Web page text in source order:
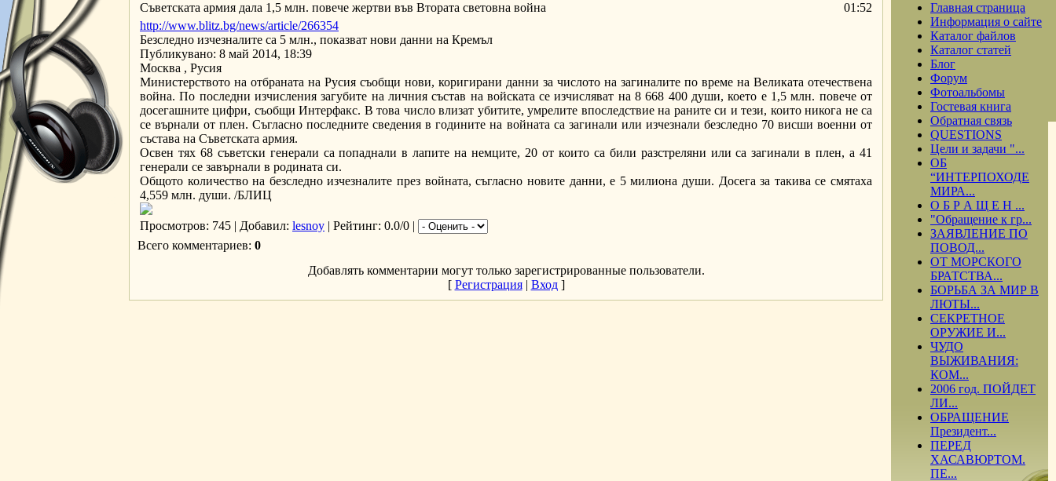
Съветската армия дала 1,5 млн. повече жертви във Втората световна война
01:52
http://www.blitz.bg/news/article/266354
Безследно изчезналите са 5 млн., показват нови данни на Кремъл
Публикувано: 8 май 2014, 18:39
Москва , Русия
Министерството на отбраната на Русия съобщи нови, коригирани данни за числото на загиналите по време на Великата отечествена
война. По последни изчисления загубите на личния състав на войската се изчисляват на 8 668 400 души, което е 1,5 млн. повече от
досегашните цифри, съобщи Интерфакс. В това число влизат убитите, умрелите впоследствие на раните си и тези, които никога не са
се върнали от плен. Съгласно последните сведения в годините на войната са загинали или изчезнали безследно 70 висши военни от
състава на Съветската армия.
Освен тях 68 съветски генерали са попаднали в лапите на немците, 20 от които са били разстреляни или са загинали в плен, а 41
генерали се завърнали в родината си.
Общото количество на безследно изчезналите през войната, съгласно новите данни, е 5 милиона души. Досега за такива се смятаха
4,559 млн. души. /БЛИЦ
Просмотров: 745 | Добавил: lesnoy | Рейтинг: 0.0/0 |
Всего комментариев: 0
Добавлять комментарии могут только зарегистрированные пользователи.
[ Регистрация| Вход]
Главная страница
Информация о сайте
Каталог файлов
Каталог статей
Блог
Форум
Фотоальбомы
Гостевая книга
Обратная связь
QUESTIONS
Цели и задачи "...
ОБ
“ИНТЕРПОХОДЕ
МИРА...
О Б Р А Щ Е Н ...
"Обращение к гр...
ЗАЯВЛЕНИЕ ПО
ПОВОД...
ОТ МОРСКОГО
БРАТСТВА...
БОРЬБА ЗА МИР В
ЛЮТЫ...
СЕКРЕТНОЕ
ОРУЖИЕ И...
ЧУДО
ВЫЖИВАНИЯ:
КОМ...
2006 год. ПОЙДЕТ
ЛИ...
ОБРАЩЕНИЕ
Президент...
ПЕРЕД
ХАСАВЮРТОМ.
ПЕ...